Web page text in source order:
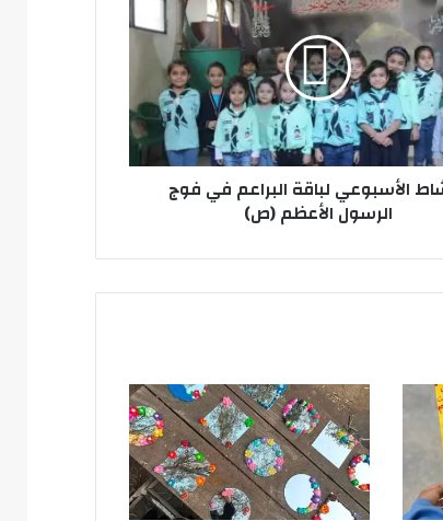
الأسبوعي لباقة البراعم في فوج
الرسول الأعظم (ص)